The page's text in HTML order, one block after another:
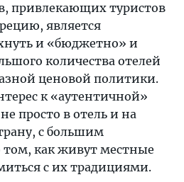
привлекающих туристов
является
и «бюджетно» и
количества отелей
ценовой политики.
к «аутентичной»
просто в отель и на
с большим
как живут местные
с их традициями.